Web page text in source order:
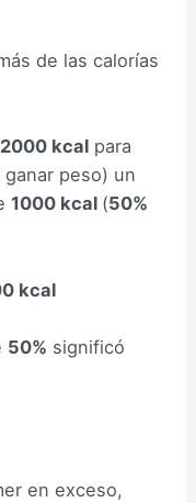
de las calorías
2000 kcal para
peso) un
1000 kcal (50%
kcal
50% significó
en exceso,